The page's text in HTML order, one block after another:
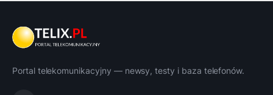
Portal telekomunikacyjny — newsy, testy i baza telefonów.